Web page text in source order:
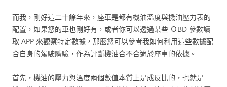
而我，剛好這二十餘年來，座車是都有機油溫度與機油壓力表的
配置，如果您的車也剛好有，或者你可以透過某些 ＯBD 參數讀
取 APP 來觀察特定數據，那麼您可以參考我如何利用這些數據配
合自身的駕駛體驗，作為評斷機油合不合適於座車的依據。
首先，機油的壓力與溫度兩個數值本質上是成反比的，也就是